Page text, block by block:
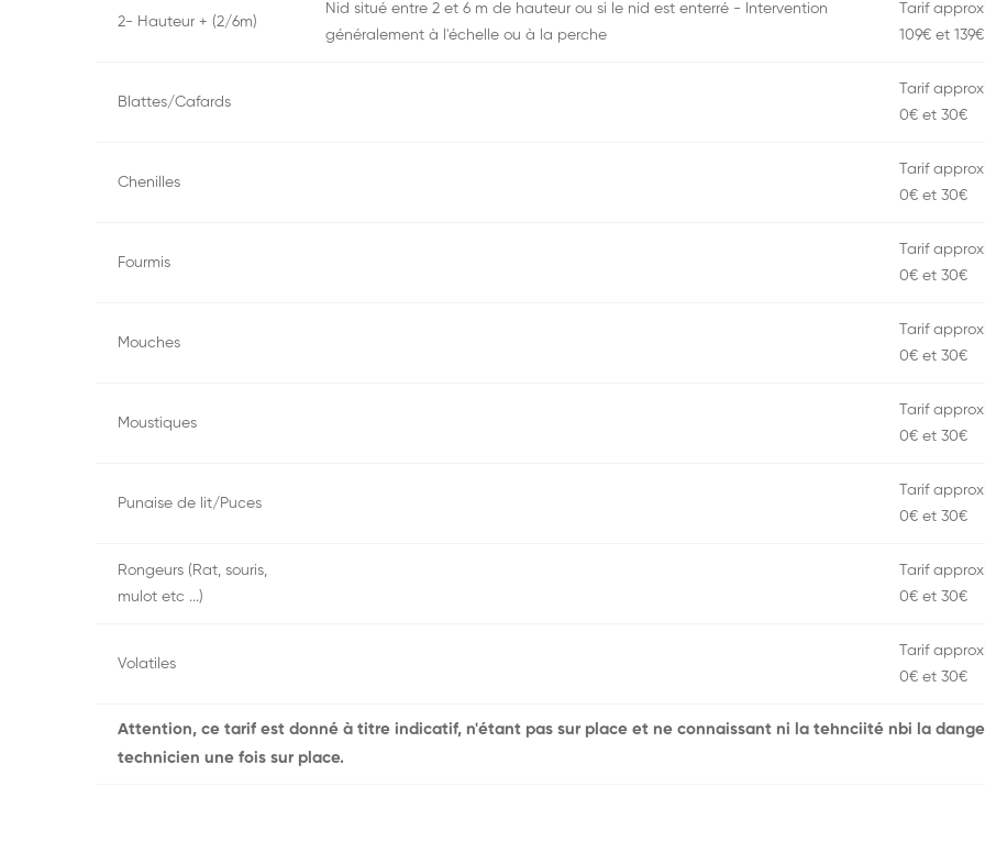
2- Hauteur + (2/6m)
Nid situé entre 2 et 6 m de hauteur ou si le nid est enterré - Intervention
généralement à l'échelle ou à la perche
Tarif
109€ et 139€
Blattes/Cafards
Tarif
0€ et 30€
Chenilles
Tarif
0€ et 30€
Fourmis
Tarif
0€ et 30€
Mouches
Tarif
0€ et 30€
Moustiques
Tarif
0€ et 30€
Punaise de lit/Puces
Tarif
0€ et 30€
Rongeurs (Rat, souris,
mulot etc ...)
Tarif
0€ et 30€
Volatiles
Tarif
0€ et 30€
Attention, ce tarif est donné à titre indicatif, n'étant pas sur place et ne connaissant ni la tehnciité nbi la
technicien une fois sur place.